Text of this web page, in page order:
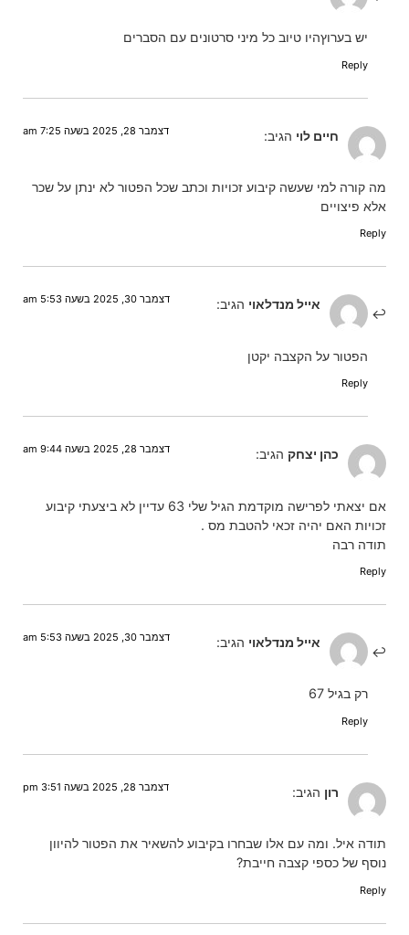
יש בערוץהיו טיוב כל מיני סרטונים עם הסברים
Reply
חיים לוי הגיב: דצמבר 28, 2025 בשעה 7:25 am
מה קורה למי שעשה קיבוע זכויות וכתב שכל הפטור לא ינתן על שכר
אלא פיצויים
Reply
אייל מנדלאוי הגיב: דצמבר 30, 2025 בשעה 5:53 am
הפטור על הקצבה יקטן
Reply
כהן יצחק הגיב: דצמבר 28, 2025 בשעה 9:44 am
אם יצאתי לפרישה מוקדמת הגיל שלי 63 עדיין לא ביצעתי קיבוע
זכויות האם יהיה זכאי להטבת מס .
תודה רבה
Reply
אייל מנדלאוי הגיב: דצמבר 30, 2025 בשעה 5:53 am
רק בגיל 67
Reply
רון הגיב: דצמבר 28, 2025 בשעה 3:51 pm
תודה איל. ומה עם אלו שבחרו בקיבוע להשאיר את הפטור להיוון
נוסף של כספי קצבה חייבת?
Reply